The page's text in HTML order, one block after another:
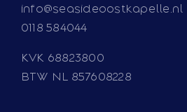
info@seasideoostkapelle.nl
0118 584044
KVK 68823800
BTW NL 857608228